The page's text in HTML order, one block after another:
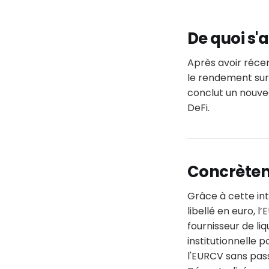
De quoi
Après avoir
le rendement
conclut un
DeFi.
Grâce à cette
libellé en euro,
fournisseur de
institutionnelle
l'EURCV sans